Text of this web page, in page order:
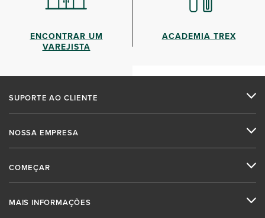
ENCONTRAR UM
VAREJISTA
ACADEMIA TREX
SUPORTE AO CLIENTE
NOSSA EMPRESA
COMEÇAR
MAIS INFORMAÇÕES